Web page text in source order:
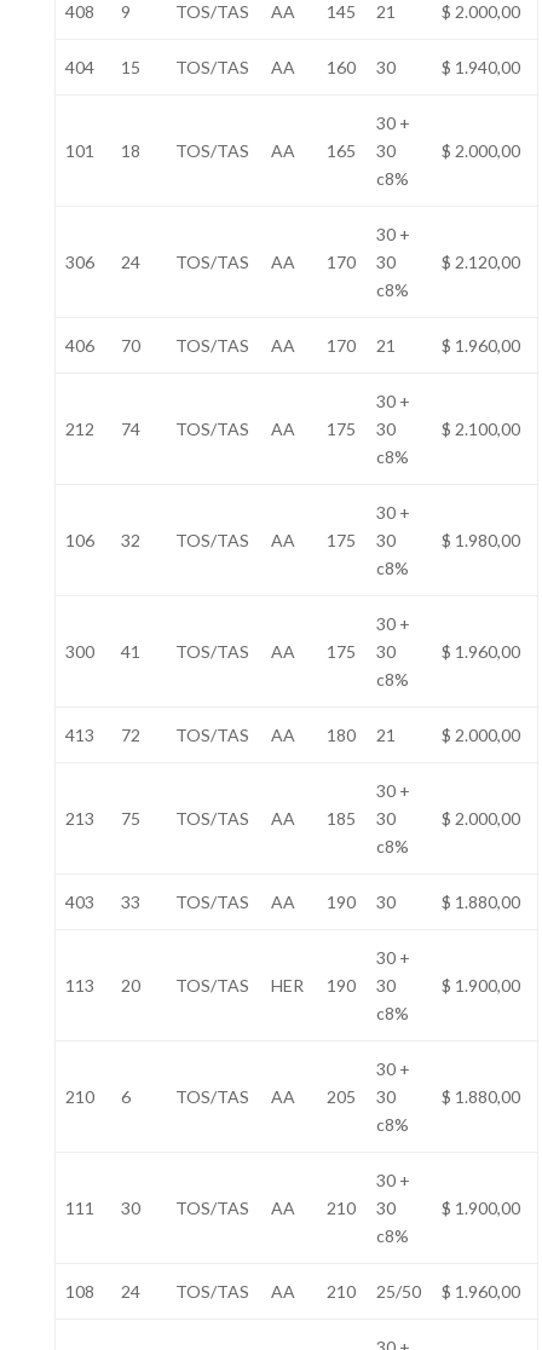
408 9 TOS/TAS AA 145 21 $ 2.000,00
404 15 TOS/TAS AA 160 30 $ 1.940,00
101 18 TOS/TAS AA 165
30 +
30
c8%
$ 2.000,00
306 24 TOS/TAS AA 170
30 +
30
c8%
$ 2.120,00
406 70 TOS/TAS AA 170 21 $ 1.960,00
212 74 TOS/TAS AA 175
30 +
30
c8%
$ 2.100,00
106 32 TOS/TAS AA 175
30 +
30
c8%
$ 1.980,00
300 41 TOS/TAS AA 175
30 +
30
c8%
$ 1.960,00
413 72 TOS/TAS AA 180 21 $ 2.000,00
213 75 TOS/TAS AA 185
30 +
30
c8%
$ 2.000,00
403 33 TOS/TAS AA 190 30 $ 1.880,00
113 20 TOS/TAS HER 190
30 +
30
c8%
$ 1.900,00
210 6 TOS/TAS AA 205
30 +
30
c8%
$ 1.880,00
111 30 TOS/TAS AA 210
30 +
30
c8%
$ 1.900,00
108 24 TOS/TAS AA 210 25/50 $ 1.960,00